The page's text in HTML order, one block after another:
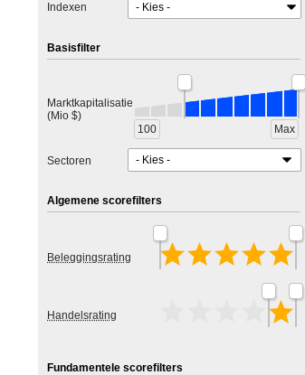
Indexen
Basisfilter
Marktkapitalisatie
(Mio $)
100
Max
Sectoren
Algemene scorefilters
Beleggingsrating
Handelsrating
Fundamentele scorefilters